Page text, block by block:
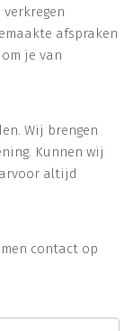
afspraken
je van
Wij brengen
Kunnen wij
altijd
contact op